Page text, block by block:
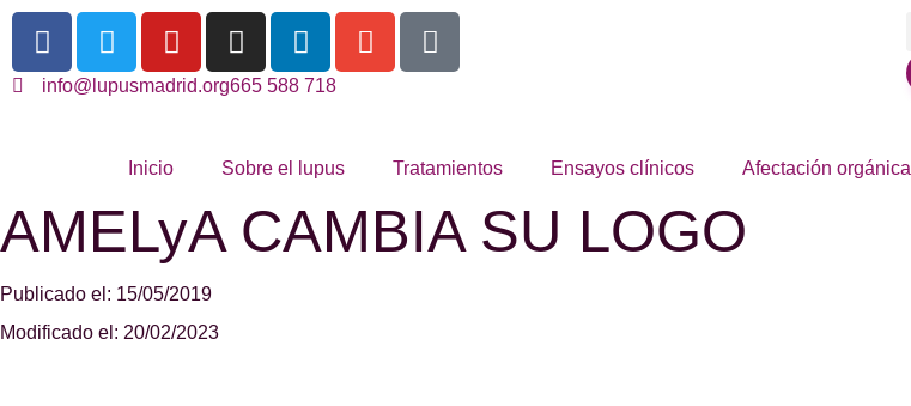
info@lupusmadrid.org665 588 718
Inicio Sobre el lupus Tratamientos Ensayos clínicos Afectación orgánica
AMELyA CAMBIA SU LOGO
Publicado el: 15/05/2019
Modificado el: 20/02/2023